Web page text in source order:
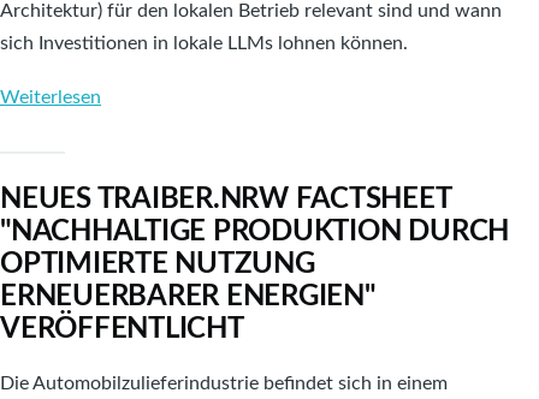
Architektur) für den lokalen Betrieb relevant sind und wann
sich Investitionen in lokale LLMs lohnen können.
Weiterlesen
Factsheet
"Local
LLMs"
veröffentlicht
NEUES TRAIBER.NRW FACTSHEET
"NACHHALTIGE PRODUKTION DURCH
OPTIMIERTE NUTZUNG
ERNEUERBARER ENERGIEN"
VERÖFFENTLICHT
Die Automobilzulieferindustrie befindet sich in einem